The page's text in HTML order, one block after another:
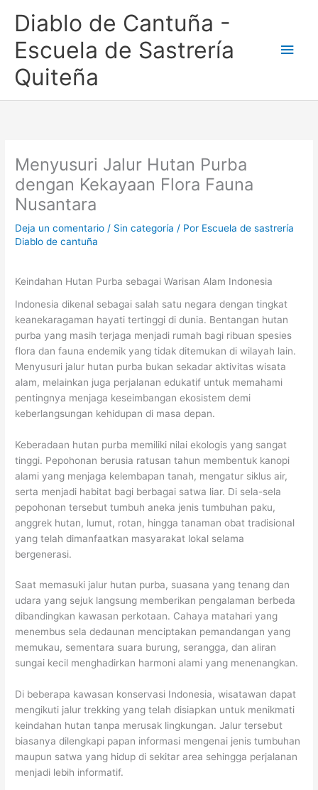
Diablo de Cantuña -
Escuela de Sastrería
Quiteña
Menyusuri Jalur Hutan Purba
dengan Kekayaan Flora Fauna
Nusantara
Deja un comentario / Sin categoría / Por Escuela de sastrería
Diablo de cantuña
Keindahan Hutan Purba sebagai Warisan Alam Indonesia
Indonesia dikenal sebagai salah satu negara dengan tingkat
keanekaragaman hayati tertinggi di dunia. Bentangan hutan
purba yang masih terjaga menjadi rumah bagi ribuan spesies
flora dan fauna endemik yang tidak ditemukan di wilayah lain.
Menyusuri jalur hutan purba bukan sekadar aktivitas wisata
alam, melainkan juga perjalanan edukatif untuk memahami
pentingnya menjaga keseimbangan ekosistem demi
keberlangsungan kehidupan di masa depan.
Keberadaan hutan purba memiliki nilai ekologis yang sangat
tinggi. Pepohonan berusia ratusan tahun membentuk kanopi
alami yang menjaga kelembapan tanah, mengatur siklus air,
serta menjadi habitat bagi berbagai satwa liar. Di sela-sela
pepohonan tersebut tumbuh aneka jenis tumbuhan paku,
anggrek hutan, lumut, rotan, hingga tanaman obat tradisional
yang telah dimanfaatkan masyarakat lokal selama
bergenerasi.
Saat memasuki jalur hutan purba, suasana yang tenang dan
udara yang sejuk langsung memberikan pengalaman berbeda
dibandingkan kawasan perkotaan. Cahaya matahari yang
menembus sela dedaunan menciptakan pemandangan yang
memukau, sementara suara burung, serangga, dan aliran
sungai kecil menghadirkan harmoni alami yang menenangkan.
Di beberapa kawasan konservasi Indonesia, wisatawan dapat
mengikuti jalur trekking yang telah disiapkan untuk menikmati
keindahan hutan tanpa merusak lingkungan. Jalur tersebut
biasanya dilengkapi papan informasi mengenai jenis tumbuhan
maupun satwa yang hidup di sekitar area sehingga perjalanan
menjadi lebih informatif.